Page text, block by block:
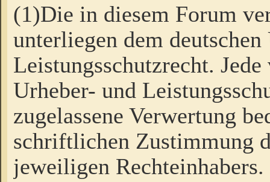
(1)Die in diesem Forum
unterliegen dem
Leistungsschutzrecht.
Urheber- und
zugelassene Verwertung
schriftlichen Zustimmung
jeweiligen